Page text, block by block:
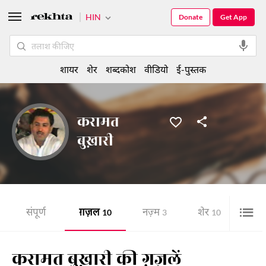
करामत
बुख़ारी
संपूर्ण ग़ज़ल 10 नज़्म 3 शेर 10
करामत बुख़ारी की ग़ज़लें
HIN Get App
Donate
शायर शेर शब्दकोश वीडियो ई-पुस्तक